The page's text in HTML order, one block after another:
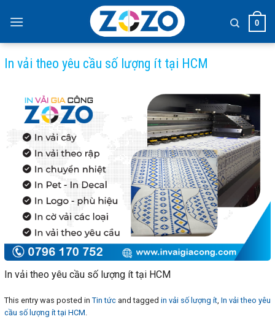
0
In vải theo yêu cầu số lượng ít tại HCM
In vải theo yêu cầu số lượng ít tại HCM
This entry was posted in Tin tức and tagged in vải số lượng ít, In vải theo yêu
cầu số lượng ít tại HCM.